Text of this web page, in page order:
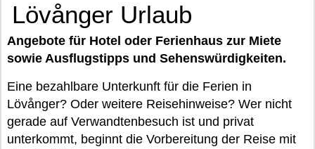
Lövånger Urlaub
Angebote für Hotel oder Ferienhaus zur Miete
sowie Ausflugstipps und Sehenswürdigkeiten.
Eine bezahlbare Unterkunft für die Ferien in
Lövånger? Oder weitere Reisehinweise? Wer nicht
gerade auf Verwandtenbesuch ist und privat
unterkommt, beginnt die Vorbereitung der Reise mit